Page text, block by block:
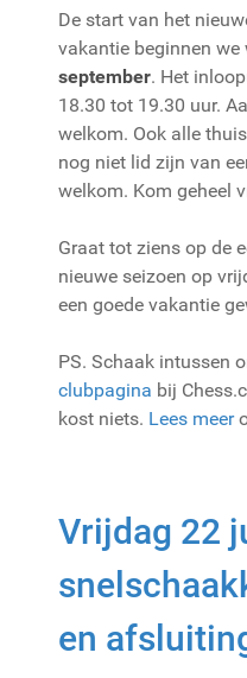
De start van het
vakantie beginnen we
september. Het
18.30 tot 19.30 uur.
welkom. Ook alle
nog niet lid zijn van
welkom. Kom geheel
Graat tot ziens op de
nieuwe seizoen op
een goede vakantie
PS. Schaak intussen
clubpagina bij
kost niets. Lees meer
Vrijdag 22
en